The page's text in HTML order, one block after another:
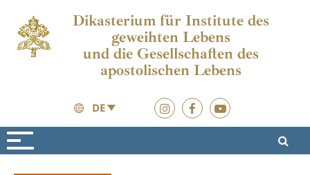
Dikasterium für Institute des
geweihten Lebens
und die Gesellschaften des
apostolischen Lebens
DE
Aktuelles